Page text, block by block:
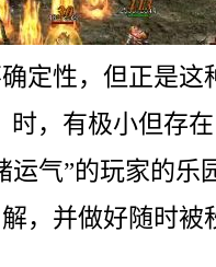
定性，但正是这
时，有极小但存
运气”的玩家的乐
，并做好随时被